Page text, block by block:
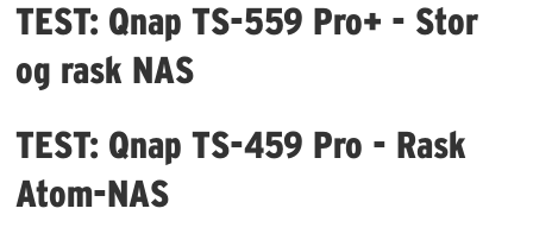
TEST: Qnap TS-559 Pro+ - Stor
og rask NAS
TEST: Qnap TS-459 Pro - Rask
Atom-NAS